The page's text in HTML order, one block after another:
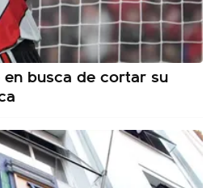
en busca de cortar su